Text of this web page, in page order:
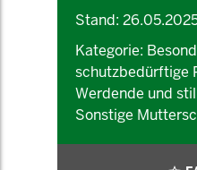
Stand:
Kategorie:
schutzbedürftige
Werdende und
Sonstige